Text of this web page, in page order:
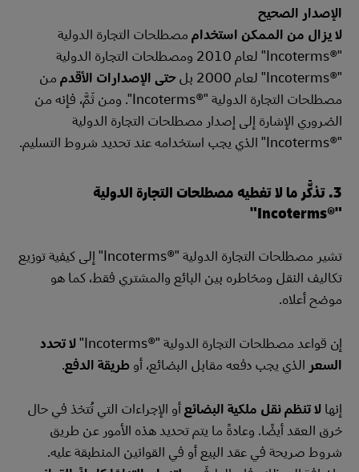
الإصدار الصحيح
لا يزال من الممكن استخداممصطلحات التجارة الدولية
"Incoterms®‎" لعام 2010 ومصطلحات التجارة الدولية
"Incoterms®‎" لعام 2000 بل
حتى الإصدارات الأقدممن
مصطلحات التجارة الدولية "Incoterms®‎". ومن ثَمَّ، فإنه من
الضروري الإشارة إلى إصدار مصطلحات التجارة الدولية
"Incoterms®‎" الذي يجب استخدامه عند تحديد شروط التسليم.
3. تذكَّر ما لا تغطيه مصطلحات التجارة الدولية
"Incoterms®‎"
تشير مصطلحات التجارة الدولية "Incoterms®‎" إلى كيفية توزيع
تكاليف النقل ومخاطره بين البائع والمشتري فقط، كما هو
موضح أعلاه.
إن قواعد مصطلحات التجارة الدولية "Incoterms®‎"
لا تحدد
السعر الذي يجب دفعه مقابل البضائع، أوطريقة الدفع.
إنها لا تنظم نقل ملكية البضائعأو الإجراءات التي تُتخذ في حال
خرق العقد أيضًا. وعادةً ما يتم تحديد هذه الأمور عن طريق
شروط صريحة في عقد البيع أو في القوانين المنطبقة عليه.